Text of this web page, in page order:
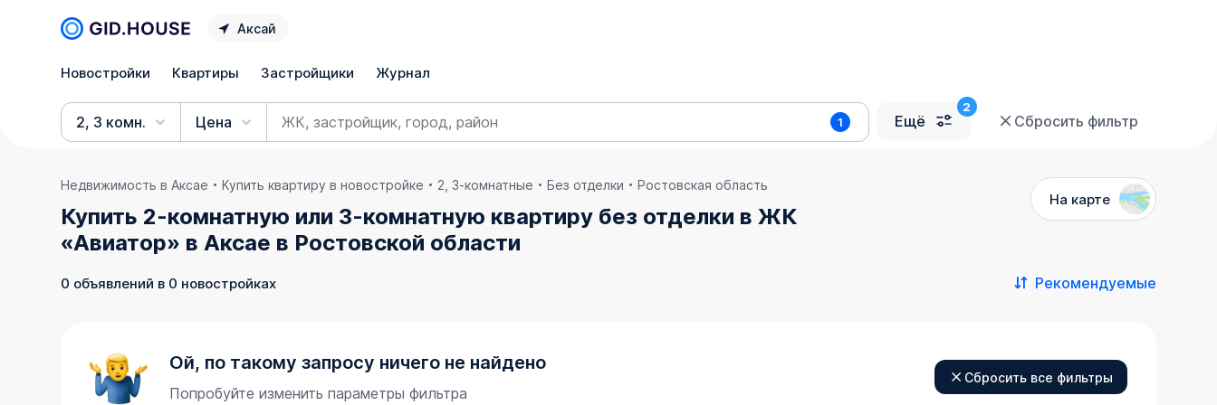
Аксай
Новостройки Квартиры Застройщики Журнал
2, 3 комн. Цена 1 Ещё Сбросить фильтр
Недвижимость в Аксае Купить квартиру в новостройке 2, 3-комнатные Без отделки Ростовская область
Купить 2-комнатную или 3-комнатную квартиру без отделки в ЖК
«Авиатор» в Аксае в Ростовской области
На карте
0 объявлений в 0 новостройках Рекомендуемые
Ой, по такому запросу ничего не найдено
Попробуйте изменить параметры фильтра
Сбросить все фильтры